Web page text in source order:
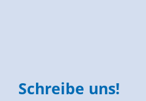
Schreibe uns!